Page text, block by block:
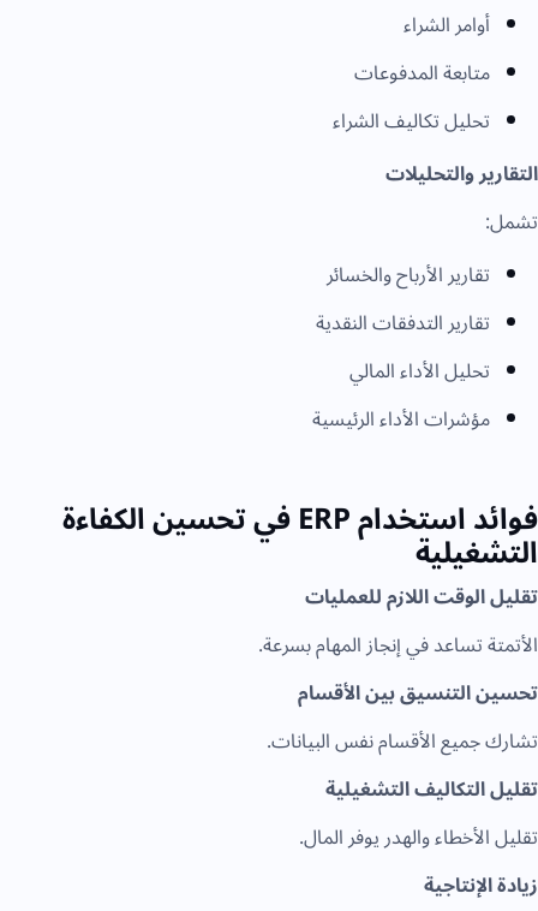
أوامر الشراء
متابعة المدفوعات
تحليل تكاليف الشراء
التقارير والتحليلات
تشمل:
تقارير الأرباح والخسائر
تقارير التدفقات النقدية
تحليل الأداء المالي
مؤشرات الأداء الرئيسية
فوائد استخدام ERP في تحسين الكفاءة
التشغيلية
تقليل الوقت اللازم للعمليات
الأتمتة تساعد في إنجاز المهام بسرعة.
تحسين التنسيق بين الأقسام
تشارك جميع الأقسام نفس البيانات.
تقليل التكاليف التشغيلية
تقليل الأخطاء والهدر يوفر المال.
زيادة الإنتاجية